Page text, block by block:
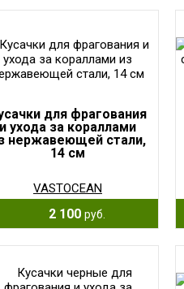
для фрагования
и ухода за кораллами
нержавеющей стали,
14 см
VASTOCEAN
2 100 руб.